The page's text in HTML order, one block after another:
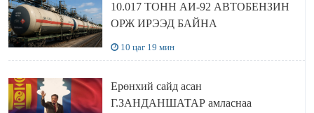
10.017 ТОНН АИ-92 АВТОБЕНЗИН
ОРЖ ИРЭЭД БАЙНА
10 цаг 19 мин
Ерөнхий сайд асан
Г.ЗАНДАНШАТАР амласнаа